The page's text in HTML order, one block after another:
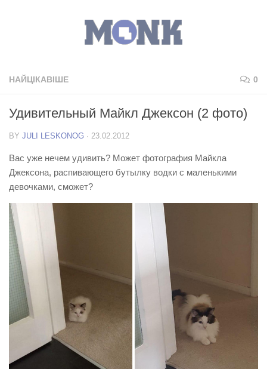
НАЙЦІКАВІШЕ 0
Удивительный Майкл Джексон (2 фото)
BY JULI LESKONOG · 23.02.2012
Вас уже нечем удивить? Может фотография Майкла
Джексона, распивающего бутылку водки с маленькими
девочками, сможет?